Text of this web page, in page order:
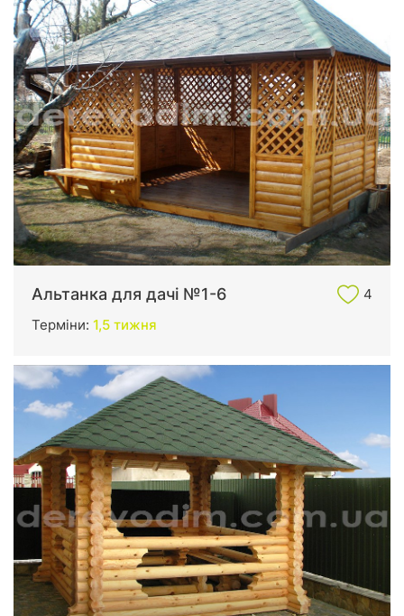
Альтанка для дачі №1-6
4
Терміни: 1,5 тижня